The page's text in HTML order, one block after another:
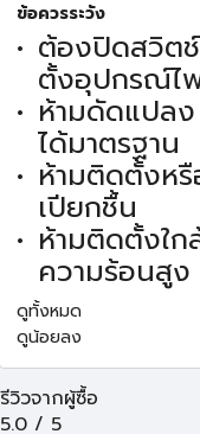
ข้อควรระวัง
ต้องปิดสวิต
ตั้งอุปกรณ์ไ
ห้ามดัดแปล
ได้มาตรฐาน
ห้ามติดตั้งห
เปียกชื้น
ห้ามติดตั้งใ
ความร้อนสูง
ดูทั้งหมด
ดูน้อยลง
รีวิวจากผู้ซื้อ
5.0 / 5